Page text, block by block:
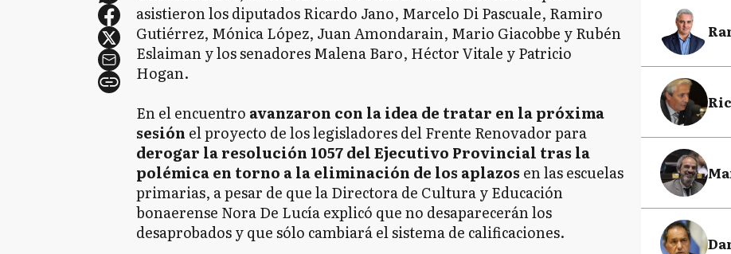
asistieron los diputados Ricardo Jano, Marcelo Di Pascuale, Ramiro
Gutiérrez, Mónica López, Juan Amondarain, Mario Giacobbe y Rubén
Eslaiman y los senadores Malena Baro, Héctor Vitale y Patricio
Hogan.
En el encuentro avanzaron con la idea de tratar en la próxima
sesión el proyecto de los legisladores del Frente Renovador para
derogar la resolución 1057 del Ejecutivo Provincial tras la
polémica en torno a la eliminación de los aplazos en las escuelas
primarias, a pesar de que la Directora de Cultura y Educación
bonaerense Nora De Lucía explicó que no desaparecerán los
desaprobados y que sólo cambiará el sistema de calificaciones.